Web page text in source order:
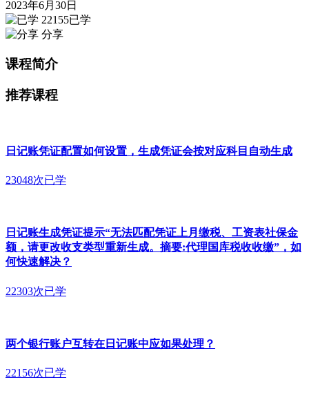
2023年6月30日
22155已学
分享
课程简介
推荐课程
日记账凭证配置如何设置，生成凭证会按对应科目自动生成
23048次已学
日记账生成凭证提示“无法匹配凭证上月缴税、工资表社保金
额，请更改收支类型重新生成。摘要:代理国库税收收缴”，如
何快速解决？
22303次已学
两个银行账户互转在日记账中应如果处理？
22156次已学